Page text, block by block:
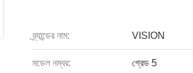
ব্র্যান্ডের নাম: VISION
মডেল নম্বর: গ্রেড 5